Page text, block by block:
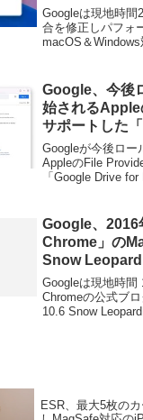
ウトを開始。
はmacOS 12.1
提供。
Googleは現地時間
合を修正しパフォ
macOS＆
トを開始するとと
最後にmacOS版ク
要件を引き上げる
Google、今後
始される
サポートした
Desktop」の
Googleが今後ロー
AppleのFile
「Google Drive
Google、2016
Chrome」の
Snow Leopard
Mountain Lion
Googleは現地時間
Chromeの公式ブ
10.6 Snow
ESR、最大5枚の